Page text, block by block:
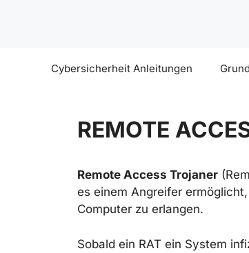
Cybersicherheit Anleitungen
REMOTE
Remote Access Trojaner
es einem Angreifer
Computer zu erlangen.
Sobald ein RAT ein System